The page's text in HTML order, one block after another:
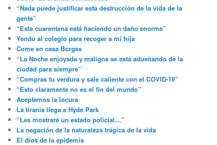
“Nada puede justificar esta destrucción de la vida de la
gente”
“Esta cuarentena está haciendo un daño enorme”
Yendo al colegio para recoger a mi hija
Come en casa Borges
“La Noche enjoyada y maligna se está adueñando de la
ciudad para siempre”
“Compras tu verdura y sale caliente con el COVID-19”
“Esto claramente no es el fin del mundo”
Aceptemos la locura
La tiranía llega a Hyde Park
“Les mostraré un estado policial…”
La negación de la naturaleza trágica de la vida
El dios de la epidemia